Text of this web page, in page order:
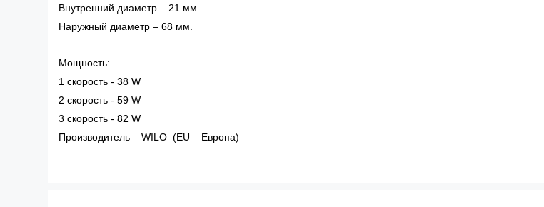
Внутренний диаметр – 21 мм.
Наружный диаметр – 68 мм.
Мощность:
1 скорость - 38 W
2 скорость - 59 W
3 скорость - 82 W
Производитель – WILO (EU – Европа)